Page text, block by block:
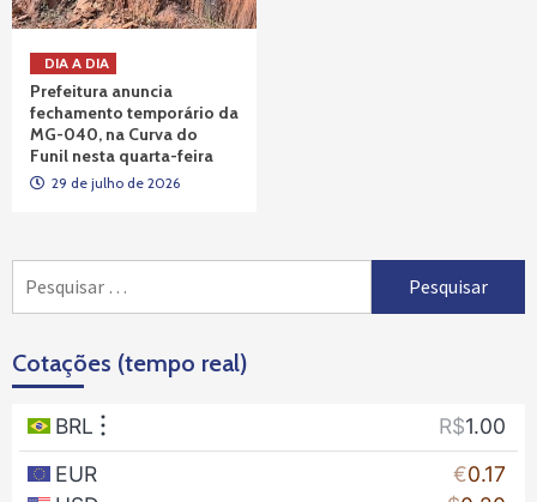
DIA A DIA
Prefeitura anuncia
fechamento temporário da
MG-040, na Curva do
Funil nesta quarta-feira
29 de julho de 2026
por:
Cotações (tempo real)